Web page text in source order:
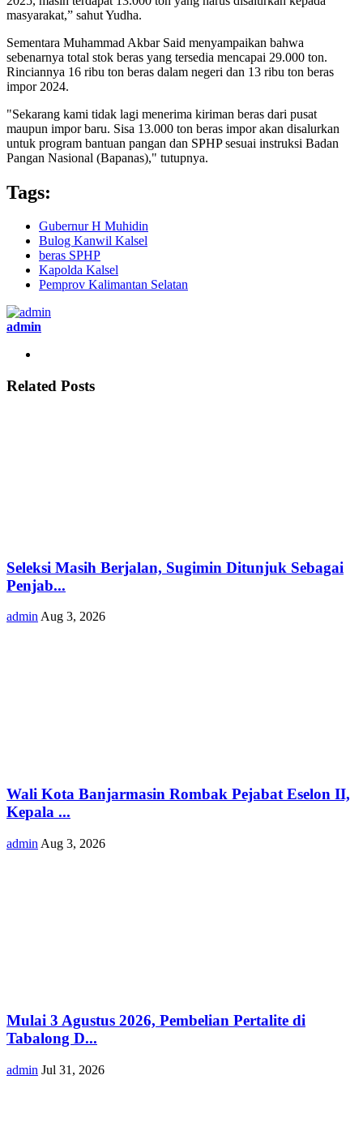
masyarakat,” sahut Yudha.
Sementara Muhammad Akbar Said menyampaikan bahwa
sebenarnya total stok beras yang tersedia mencapai 29.000 ton.
Rinciannya 16 ribu ton beras dalam negeri dan 13 ribu ton beras
impor 2024.
"Sekarang kami tidak lagi menerima kiriman beras dari pusat
maupun impor baru. Sisa 13.000 ton beras impor akan disalurkan
untuk program bantuan pangan dan SPHP sesuai instruksi Badan
Pangan Nasional (Bapanas)," tutupnya.
Tags:
Gubernur H Muhidin
Bulog Kanwil Kalsel
beras SPHP
Kapolda Kalsel
Pemprov Kalimantan Selatan
admin
Related Posts
Seleksi Masih Berjalan, Sugimin Ditunjuk Sebagai
Penjab...
admin Aug 3, 2026
Wali Kota Banjarmasin Rombak Pejabat Eselon II,
Kepala ...
admin Aug 3, 2026
Mulai 3 Agustus 2026, Pembelian Pertalite di
Tabalong D...
admin Jul 31, 2026